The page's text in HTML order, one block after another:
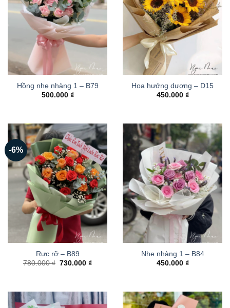
Hồng nhẹ nhàng 1 – B79
500.000 ₫
Hoa hướng dương – D15
450.000 ₫
-6%
Rực rỡ – B89
780.000₫ Giá
730.000₫Giá
Nhẹ nhàng 1 – B84
450.000 ₫